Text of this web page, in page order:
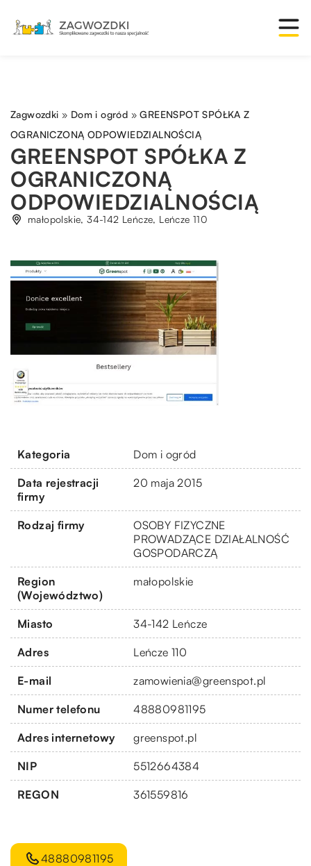
Zagwozdki » Dom i ogród »GREENSPOT SPÓŁKA Z
OGRANICZONĄ ODPOWIEDZIALNOŚCIĄ
GREENSPOT SPÓŁKA Z
OGRANICZONĄ
ODPOWIEDZIALNOŚCIĄ
małopolskie, 34-142 Leńcze, Leńcze 110
Kategoria Dom i ogród
Data rejestracji
firmy
20 maja 2015
Rodzaj firmy
OSOBY FIZYCZNE
PROWADZĄCE DZIAŁALNOŚĆ
GOSPODARCZĄ
Region
(Województwo)
małopolskie
Miasto 34-142 Leńcze
Adres Leńcze 110
E-mail zamowienia@greenspot.pl
Numer telefonu 48880981195
Adres internetowy greenspot.pl
NIP 5512664384
REGON 361559816
48880981195